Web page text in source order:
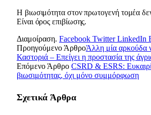
Η βιωσιμότητα στον πρωτογενή τομέα δεν
Είναι όρος επιβίωσης.
Διαμοίραση. Facebook Twitter LinkedIn
Προηγούμενο ΆρθροΆλλη μία αρκούδα
Καστοριά – Επείγει η προστασία της
Επόμενο Άρθρο CSRD & ESRS:
βιωσιμότητας, όχι μόνο συμμόρφωση
Σχετικά Άρθρα